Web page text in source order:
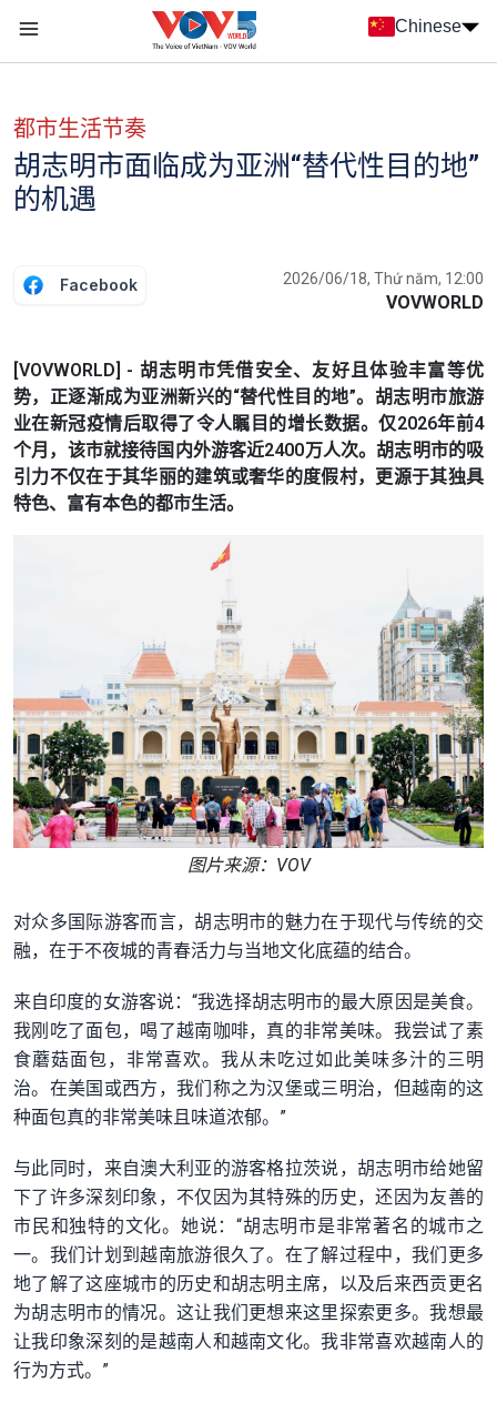
Chinese
都市生活节奏
胡志明市面临成为亚洲“替代性目的地”
的机遇
Facebook 2026/06/18, Thứ năm, 12:00
VOVWORLD
[VOVWORLD] - 胡志明市凭借安全、友好且体验丰富等优
势，正逐渐成为亚洲新兴的“替代性目的地”。胡志明市旅游
业在新冠疫情后取得了令人瞩目的增长数据。仅2026年前4
个月，该市就接待国内外游客近2400万人次。胡志明市的吸
引力不仅在于其华丽的建筑或奢华的度假村，更源于其独具
特色、富有本色的都市生活。
图片来源：VOV
对众多国际游客而言，胡志明市的魅力在于现代与传统的交
融，在于不夜城的青春活力与当地文化底蕴的结合。
来自印度的女游客说：“我选择胡志明市的最大原因是美食。
我刚吃了面包，喝了越南咖啡，真的非常美味。我尝试了素
食蘑菇面包，非常喜欢。我从未吃过如此美味多汁的三明
治。在美国或西方，我们称之为汉堡或三明治，但越南的这
种面包真的非常美味且味道浓郁。”
与此同时，来自澳大利亚的游客格拉茨说，胡志明市给她留
下了许多深刻印象，不仅因为其特殊的历史，还因为友善的
市民和独特的文化。她说：“胡志明市是非常著名的城市之
一。我们计划到越南旅游很久了。在了解过程中，我们更多
地了解了这座城市的历史和胡志明主席，以及后来西贡更名
为胡志明市的情况。这让我们更想来这里探索更多。我想最
让我印象深刻的是越南人和越南文化。我非常喜欢越南人的
行为方式。”